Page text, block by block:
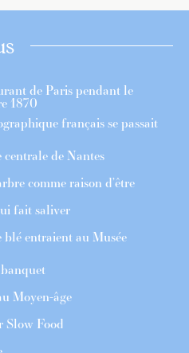
de Paris pendant le
1870
français se passait
de Nantes
comme raison d’être
fait saliver
entraient au Musée
Moyen-âge
Slow Food